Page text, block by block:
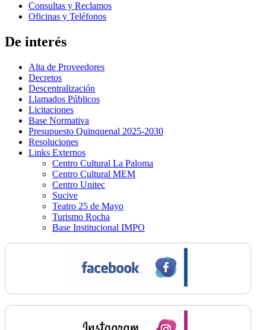
Consultas y Reclamos
Oficinas y Teléfonos
De interés
Alta de Proveedores
Decretos
Descentralización
Llamados Públicos
Licitaciones
Base Normativa
Presupuesto Quinquenal 2025-2030
Resoluciones
Links Externos
Centro Cultural La Paloma
Centro Cultural MEM
Centro Unitec
Sucive
Teatro 25 de Mayo
Turismo Rocha
Base Institucional IMPO